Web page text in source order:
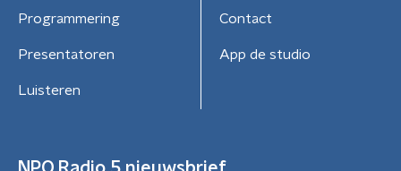
Programmering
Presentatoren
Luisteren
Contact
App de studio